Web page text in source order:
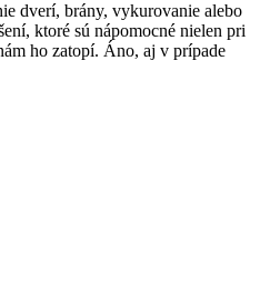
dverí, brány, vykurovanie alebo
ktoré sú nápomocné nielen pri
ho zatopí. Áno, aj v prípade